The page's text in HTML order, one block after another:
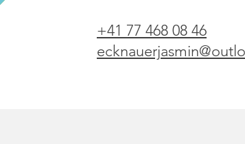
+41 77 468 08 46